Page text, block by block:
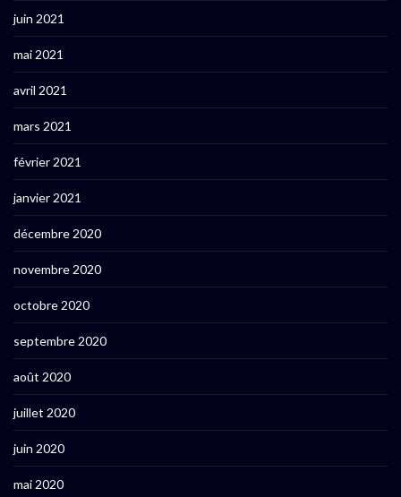
juin 2021
mai 2021
avril 2021
mars 2021
février 2021
janvier 2021
décembre 2020
novembre 2020
octobre 2020
septembre 2020
août 2020
juillet 2020
juin 2020
mai 2020